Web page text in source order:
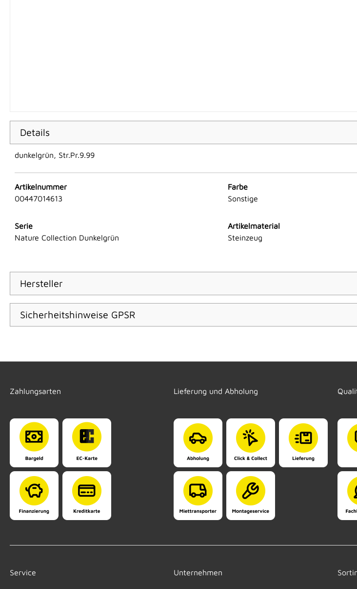
Details
dunkelgrün, Str.Pr.9.99
Artikelnummer
00447014613
Farbe
Sonstige
Serie
Nature Collection Dunkelgrün
Artikelmaterial
Steinzeug
Hersteller
Sicherheitshinweise GPSR
Zahlungsarten Lieferung und Abholung
Service Unternehmen